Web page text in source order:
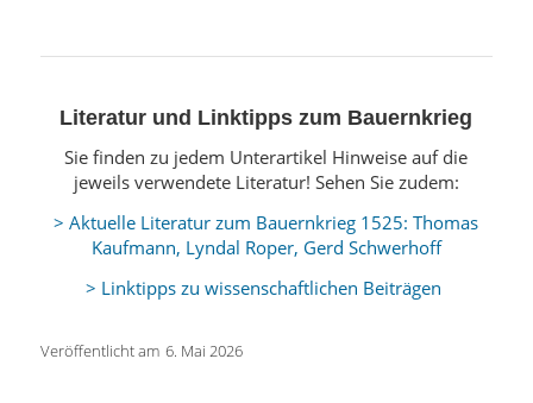
Literatur und Linktipps zum Bauernkrieg
Sie finden zu jedem Unterartikel Hinweise auf die
jeweils verwendete Literatur! Sehen Sie zudem:
> Aktuelle Literatur zum Bauernkrieg 1525: Thomas
Kaufmann, Lyndal Roper, Gerd Schwerhoff
> Linktipps zu wissenschaftlichen Beiträgen
Veröffentlicht am 6. Mai 2026